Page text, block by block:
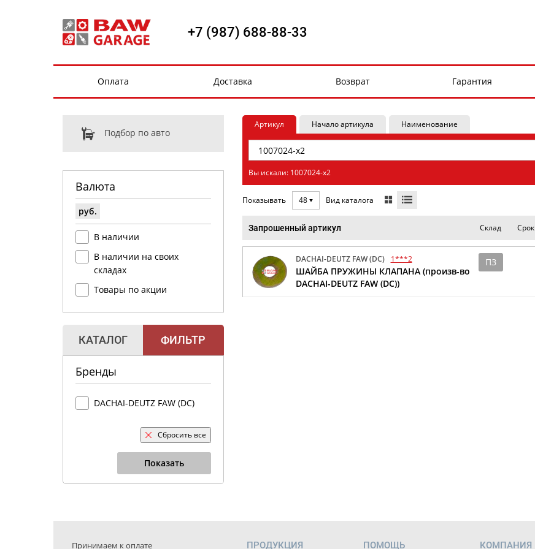
+7 (987) 688-88-33
Оплата Доставка Возврат Гарантия
Подбор по авто
Валюта
руб.
В наличии
В наличии на своих
складах
Товары по акции
КАТАЛОГ ФИЛЬТР
Бренды
DACHAI-DEUTZ FAW (DC)
Сбросить все
Показать
Артикул Начало артикула Наименование
Вы искали: 1007024-x2
Показывать 48 Вид каталога
Запрошенный артикул Склад Срок
DACHAI-DEUTZ FAW (DC) 1***2
ШАЙБА ПРУЖИНЫ КЛАПАНА (произв-во
DACHAI-DEUTZ FAW (DC))
ПЗ
Принимаем к оплате ПРОДУКЦИЯ ПОМОЩЬ КОМПАНИЯ